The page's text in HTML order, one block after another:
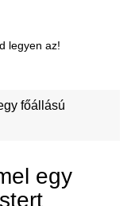
legyen az!
főállású
egy